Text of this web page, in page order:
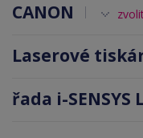
CANON
Laserové
řada i-SENSYS